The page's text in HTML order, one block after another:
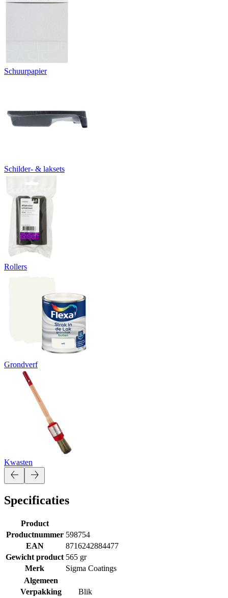
Schuurpapier
Schilder- & laksets
Rollers
Grondverf
Kwasten
Specificaties
Product
Productnummer 598754
EAN
8716242884477
Gewicht product 565 gr
Merk
Sigma Coatings
Algemeen
Verpakking
Blik